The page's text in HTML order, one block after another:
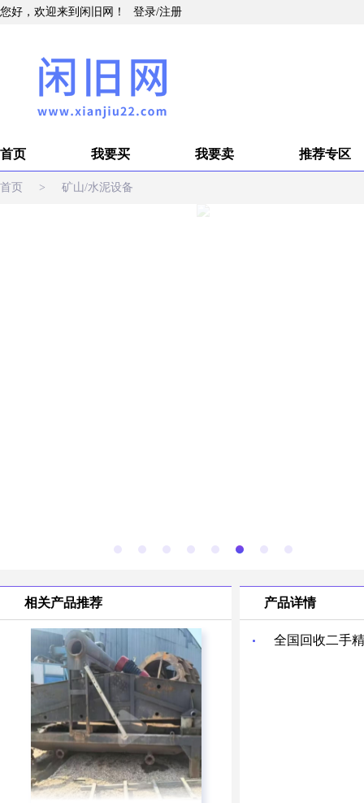
您好，欢迎来到闲旧网！ 登录/注册
首页 我要买 我要卖 推荐专区
首页 > 矿山/水泥设备
相关产品推荐 产品详情
全国回收二手